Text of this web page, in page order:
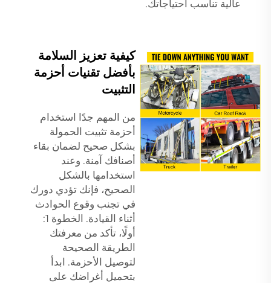
عالية تناسب احتياجاتك.
كيفية تعزيز السلامة
بأفضل تقنيات أحزمة
التثبيت
من المهم جدًا استخدام
أحزمة تثبيت الحمولة
بشكل صحيح لضمان بقاء
أصنافك آمنة. وعند
استخدامها بالشكل
الصحيح، فإنك تؤدي دورك
في تجنب وقوع الحوادث
أثناء القيادة. الخطوة 1:
أولًا، تأكد من معرفتك
الطريقة الصحيحة
لتوصيل الأحزمة. ابدأ
بتحميل أغراضك على